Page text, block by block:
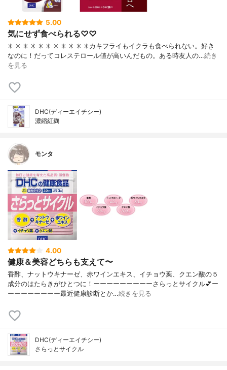
5.00
気にせず食べられる♡♡
✳️ ✳️ ✳️ ✳️ ✳️ ✳️ ✳️ ✳️ ✳️ ✳️ ✳️カキフライもイクラも食べられない。好き
なのに！だってコレステロール値が高いんだもの。ある時友人の…続き
を見る
DHC(ディーエイチシー)
濃縮紅麹
モンタ
4.00
健康＆美容どちらも支えて〜
香酢、ナットウキナーゼ、赤ワインエキス、イチョウ葉、クエン酸の５
成分のはたらきがひとつに！ーーーーーーーーーさらっとサイクル💕ー
ーーーーーーーー最近健康診断とか…続きを見る
DHC(ディーエイチシー)
さらっとサイクル